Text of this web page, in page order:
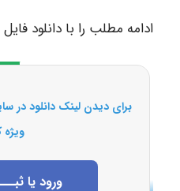
ادامه مطلب را با دانلود
برای دیدن لینک دانلود در
ویژه
ورود یا